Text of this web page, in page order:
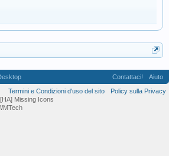
Contattaci!
Aiuto
Termini e Condizioni d'uso del sito
Policy sulla Privacy
Missing Icons